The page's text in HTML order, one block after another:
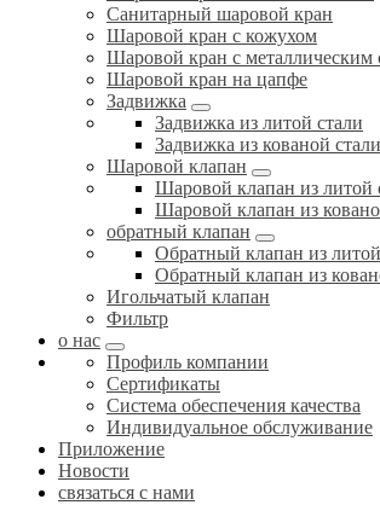
Санитарный шаровой кран
Шаровой кран с кожухом
Шаровой кран с металлическим
Шаровой кран на цапфе
Задвижка
Задвижка из литой стали
Задвижка из кованой стали
Шаровой клапан
Шаровой клапан из литой
Шаровой клапан из
обратный клапан
Обратный клапан из
Обратный клапан из
Игольчатый клапан
Фильтр
о нас
Профиль компании
Сертификаты
Система обеспечения качества
Индивидуальное обслуживание
Приложение
Новости
связаться с нами